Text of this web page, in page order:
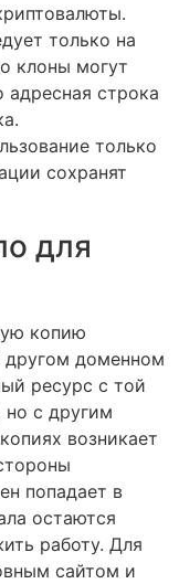
только на
клоны могут
адресная строка
только
сохранят
для
копию
другом доменном
ресурс с той
с другим
возникает
попадает в
остаются
работу. Для
сайтом и